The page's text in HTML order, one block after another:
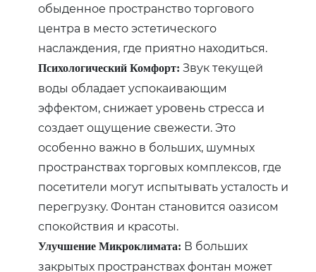
обыденное пространство торгового
центра в место эстетического
наслаждения, где приятно находиться.
Психологический Комфорт: Звук текущей
воды обладает успокаивающим
эффектом, снижает уровень стресса и
создает ощущение свежести. Это
особенно важно в больших, шумных
пространствах торговых комплексов, где
посетители могут испытывать усталость и
перегрузку. Фонтан становится оазисом
спокойствия и красоты.
Улучшение Микроклимата: В больших
закрытых пространствах фонтан может